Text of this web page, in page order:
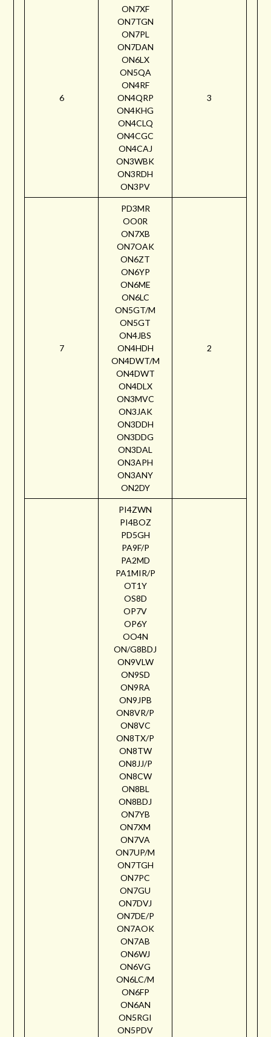
6
ON7XF
ON7TGN
ON7PL
ON7DAN
ON6LX
ON5QA
ON4RF
ON4QRP
ON4KHG
ON4CLQ
ON4CGC
ON4CAJ
ON3WBK
ON3RDH
ON3PV
3
7
PD3MR
OO0R
ON7XB
ON7OAK
ON6ZT
ON6YP
ON6ME
ON6LC
ON5GT/M
ON5GT
ON4JBS
ON4HDH
ON4DWT/M
ON4DWT
ON4DLX
ON3MVC
ON3JAK
ON3DDH
ON3DDG
ON3DAL
ON3APH
ON3ANY
ON2DY
2
PI4ZWN
PI4BOZ
PD5GH
PA9F/P
PA2MD
PA1MIR/P
OT1Y
OS8D
OP7V
OP6Y
OO4N
ON/G8BDJ
ON9VLW
ON9SD
ON9RA
ON9JPB
ON8VR/P
ON8VC
ON8TX/P
ON8TW
ON8JJ/P
ON8CW
ON8BL
ON8BDJ
ON7YB
ON7XM
ON7VA
ON7UP/M
ON7TGH
ON7PC
ON7GU
ON7DVJ
ON7DE/P
ON7AOK
ON7AB
ON6WJ
ON6VG
ON6LC/M
ON6FP
ON6AN
ON5RGI
ON5PDV